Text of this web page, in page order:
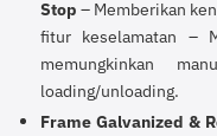
Stop – Memberikan
fitur keselamatan –
memungkinkan
loading/unloading.
Frame Galvanized &